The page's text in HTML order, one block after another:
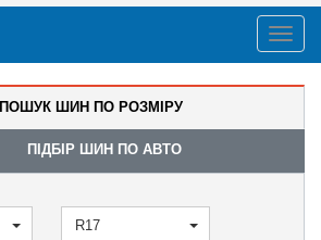
ПОШУК ШИН ПО РОЗМІРУ
ПІДБІР ШИН ПО АВТО
R17